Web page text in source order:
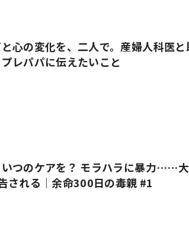
心の変化を、二人で。産婦人科医と
レパパに伝えたいこと
つのケアを？ モラハラに暴力……
される｜余命300日の毒親 #1